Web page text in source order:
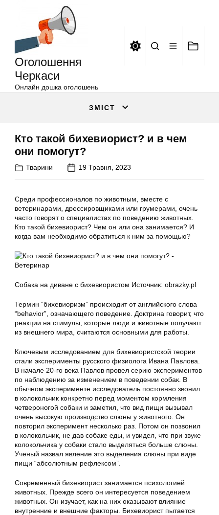
Оголошення
Черкаси
Онлайн дошка оголошень
ЗМІСТ
Кто такой бихевиорист? и в чем
они помогут?
Тварини 19 Травня, 2023
Среди профессионалов по животным, вместе с
ветеринарами, дрессировщиками или грумерами, очень
часто говорят о специалистах по поведению животных.
Кто такой бихевиорист? Чем он или она занимается? И
когда вам необходимо обратиться к ним за помощью?
Собака на диване с бихевиористом Источник: obrazky.pl
Термин “бихевиоризм” происходит от английского слова
“behavior”, означающего поведение. Доктрина говорит, что
реакции на стимулы, которые люди и животные получают
из внешнего мира, считаются основными для работы.
Ключевым исследованием для бихевиористской теории
стали эксперименты русского физиолога Ивана Павлова.
В начале 20-го века Павлов провел серию экспериментов
по наблюдению за изменением в поведении собак. В
обычном эксперименте исследователь постоянно звонил
в колокольчик конкретно перед моментом кормления
четвероногой собаки и заметил, что вид пищи вызывал
очень высокую производство слюны у животного. Он
повторил эксперимент несколько раз. Потом он позвонил
в колокольчик, не дав собаке еды, и увидел, что при звуке
колокольчика у собаки стало выделяться больше слюны.
Ученый назвал явление это выделения слюны при виде
пищи “абсолютным рефлексом”.
Современный бихевиорист занимается психологией
животных. Прежде всего он интересуется поведением
животных. Он изучает, как на них оказывают влияние
внутренние и внешние факторы. Бихевиорист пытается